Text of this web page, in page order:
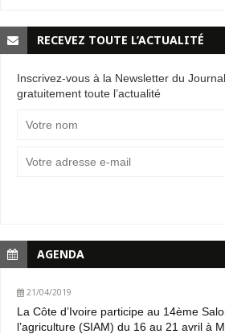
RECEVEZ TOUTE L’ACTUALITÉ
Inscrivez-vous à la Newsletter du
gratuitement toute l’actualité
AGENDA
21/04/2019
La Côte d’Ivoire participe au 14ème
l’agriculture (SIAM) du 16 au 21 avril à